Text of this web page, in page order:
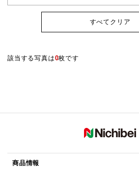
すべてクリア
該当する写真は0枚です
商品情報